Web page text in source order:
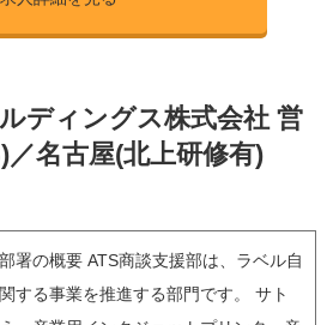
ディングス株式会社 営
／名古屋(北上研修有)
署の概要 ATS商談支援部は、ラベル自
する事業を推進する部門です。 サト